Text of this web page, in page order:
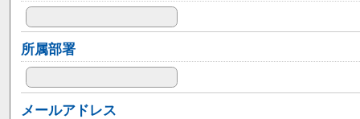
所属部署
メールアドレス